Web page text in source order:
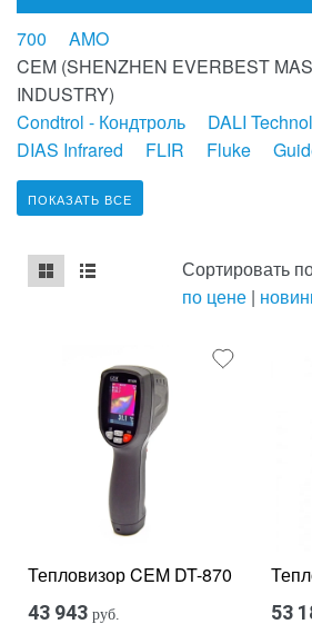
700
AMO
CEM (SHENZHEN EVERBEST
INDUSTRY)
Condtrol - Кондтроль
DALI
DIAS Infrared
FLIR Fluke
ПОКАЗАТЬ ВСЕ
mse2_chunk_default
mse2_chunk_alternate
Сортировать
по цене |
Тепловизор CEM DT-870
43 943 руб. 53